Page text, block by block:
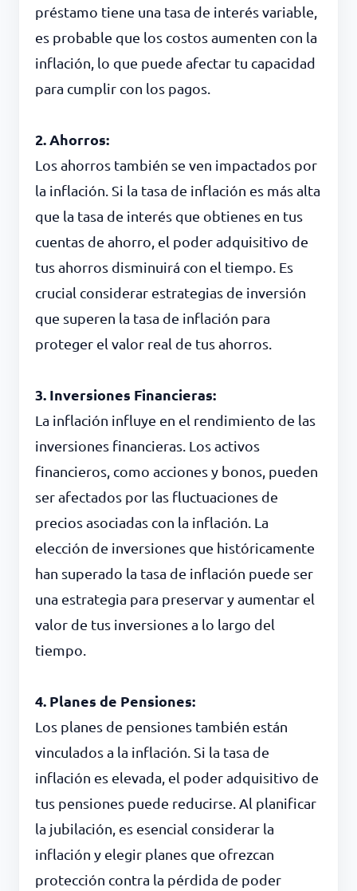
préstamo tiene una tasa de interés variable,
es probable que los costos aumenten con la
inflación, lo que puede afectar tu capacidad
para cumplir con los pagos.
2. Ahorros:
Los ahorros también se ven impactados por
la inflación. Si la tasa de inflación es más alta
que la tasa de interés que obtienes en tus
cuentas de ahorro, el poder adquisitivo de
tus ahorros disminuirá con el tiempo. Es
crucial considerar estrategias de inversión
que superen la tasa de inflación para
proteger el valor real de tus ahorros.
3. Inversiones Financieras:
La inflación influye en el rendimiento de las
inversiones financieras. Los activos
financieros, como acciones y bonos, pueden
ser afectados por las fluctuaciones de
precios asociadas con la inflación. La
elección de inversiones que históricamente
han superado la tasa de inflación puede ser
una estrategia para preservar y aumentar el
valor de tus inversiones a lo largo del
tiempo.
4. Planes de Pensiones:
Los planes de pensiones también están
vinculados a la inflación. Si la tasa de
inflación es elevada, el poder adquisitivo de
tus pensiones puede reducirse. Al planificar
la jubilación, es esencial considerar la
inflación y elegir planes que ofrezcan
protección contra la pérdida de poder